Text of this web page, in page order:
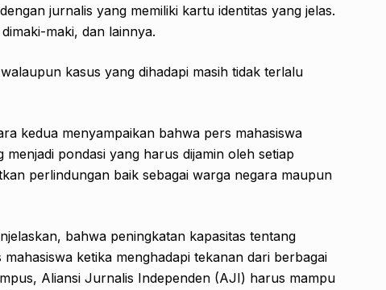
jurnalis yang memiliki kartu identitas yang jelas.
maki, dan lainnya.
kasus yang dihadapi masih tidak terlalu
kedua menyampaikan bahwa pers mahasiswa
pondasi yang harus dijamin oleh setiap
perlindungan baik sebagai warga negara maupun
bahwa peningkatan kapasitas tentang
ketika menghadapi tekanan dari berbagai
Aliansi Jurnalis Independen (AJI) harus mampu